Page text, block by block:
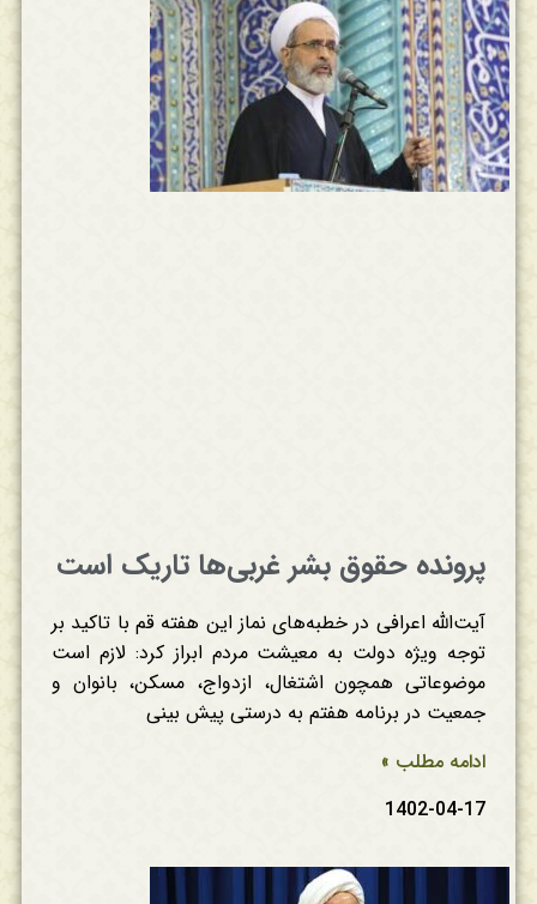
پرونده حقوق بشر غربی‌ها تاریک است
آیت‌الله اعرافی در خطبه‌های نماز این هفته قم با تاکید بر
توجه ویژه دولت به معیشت مردم ابراز کرد: لازم است
موضوعاتی همچون اشتغال، ازدواج، مسکن، بانوان و
جمعیت در برنامه هفتم به درستی پیش بینی
ادامه مطلب »
1402-04-17